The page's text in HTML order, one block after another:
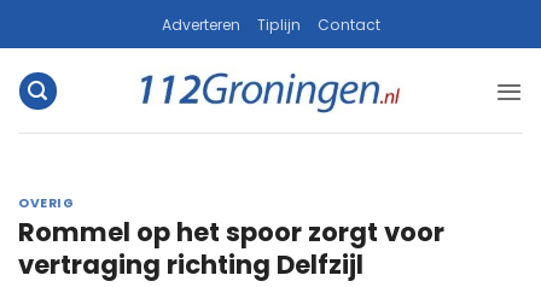
naar
inhoud
Adverteren Tiplijn Contact
OVERIG
Rommel op het spoor zorgt voor
vertraging richting Delfzijl